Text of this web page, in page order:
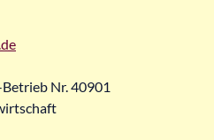
Nr. 40901